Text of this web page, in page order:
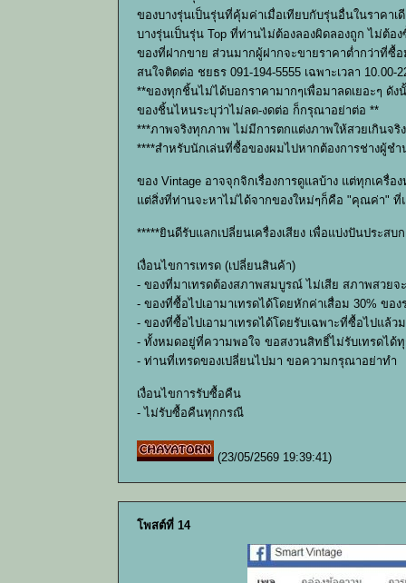
ของบางรุ่นเป็นรุ่นที่คุ้มค่าเมื่อเทียบกับรุ่นอื่นในราคาเ
บางรุ่นเป็นรุ่น Top ที่ท่านไม่ต้องลองผิดลองถูก ไม่ต้อง
ของที่ฝากขาย ส่วนมากผู้ฝากจะขายราคาต่ำกว่าที่ซื้
สนใจติดต่อ ชยธร 091-194-5555 เฉพาะเวลา
**ของทุกชิ้นไม่ได้บอกราคามากๆเพื่อมาลดเยอะๆ ดัง
ของชิ้นไหนระบุว่าไม่ลด-งดต่อ ก็กรุณาอย่าต่อ **
***ภาพจริงทุกภาพ ไม่มีการตกแต่งภาพให้สวยเกินจ
****สำหรับนักเล่นที่ซื้อของผมไปหากต้องการช่างผู้ช
ของ Vintage อาจจุกจิกเรื่องการดูแลบ้าง แต่ทุกเครื่
แต่สิ่งที่ท่านจะหาไม่ได้จากของใหม่ๆก็คือ "คุณค่า" ที่
*****ยินดีรับแลกเปลี่ยนเครื่องเสียง เพื่อแบ่งปันประส
เงื่อนไขการเทรด (เปลี่ยนสินค้า)
- ของที่มาเทรดต้องสภาพสมบูรณ์ ไม่เสีย สภาพสวย
- ของที่ซื้อไปเอามาเทรดได้โดยหักค่าเสื่อม 30% ข
- ของที่ซื้อไปเอามาเทรดได้โดยรับเฉพาะที่ซื้อไปแล้ว
- ทั้งหมดอยู่ที่ความพอใจ ขอสงวนสิทธิ์ไม่รับเทรดได้
- ท่านที่เทรดของเปลี่ยนไปมา ขอความกรุณาอย่าทำ
เงื่อนไขการรับซื้อคืน
- ไม่รับซื้อคืนทุกกรณี
(23/05/2569 19:39:41)
โพสต์ที่ 14